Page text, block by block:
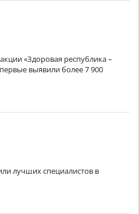
«Здоровая республика –
выявили более 7 900
лучших специалистов в